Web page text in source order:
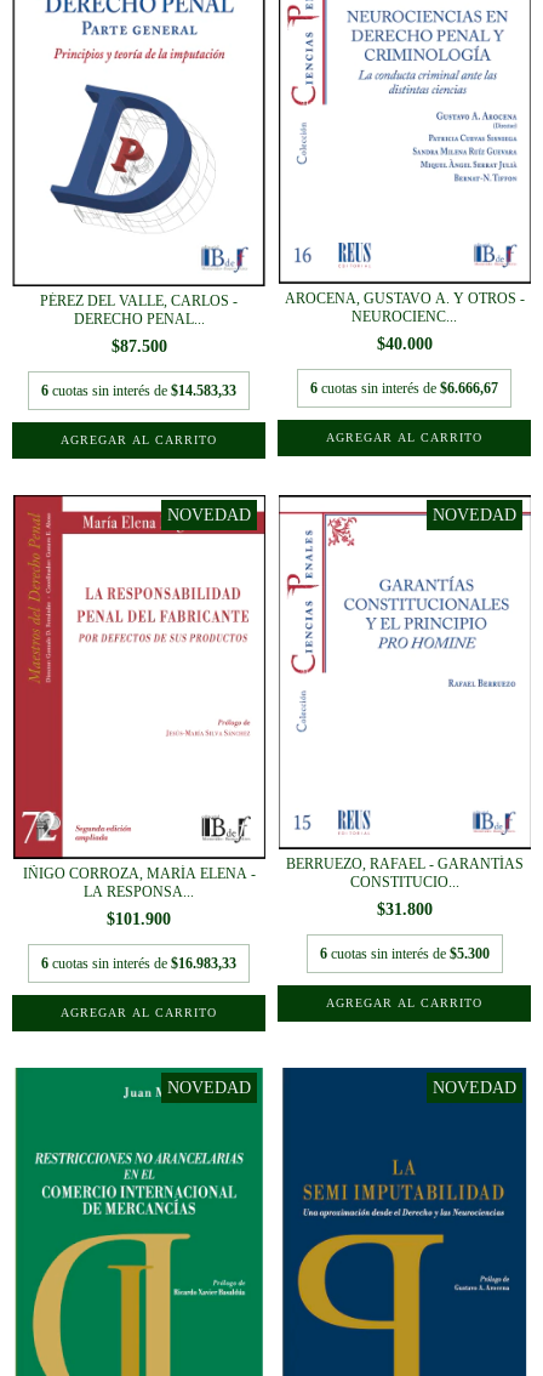
PÉREZ DEL VALLE, CARLOS -
DERECHO PENAL...
$87.500
6 cuotas sin interés de $14.583,33
AROCENA, GUSTAVO A. Y OTROS -
NEUROCIENC...
$40.000
6 cuotas sin interés de $6.666,67
IÑIGO CORROZA, MARÍA ELENA -
LA RESPONSA...
$101.900
6 cuotas sin interés de $16.983,33
BERRUEZO, RAFAEL - GARANTÍAS
CONSTITUCIO...
$31.800
6 cuotas sin interés de $5.300